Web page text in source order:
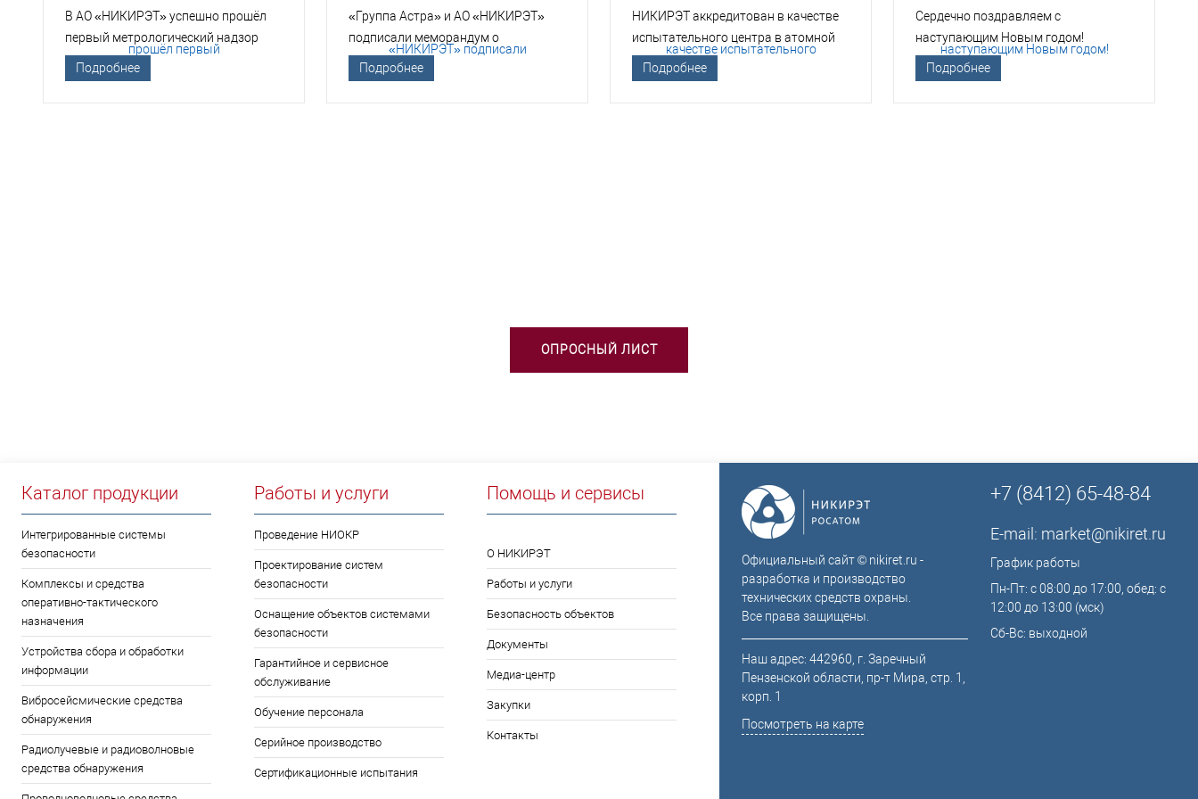
В АО «НИКИРЭТ» успешно прошёл
первый метрологический надзор
Госкорпорации «Росатом»
Подробнее
«Группа Астра» и АО «НИКИРЭТ»
подписали меморандум о
технологическом сотрудничестве
Подробнее
НИКИРЭТ аккредитован в качестве
испытательного центра в атомной
отрасли
Подробнее
Сердечно поздравляем с
наступающим Новым годом!
Подробнее
ОПРОСНЫЙ ЛИСТ
Каталог продукции
Интегрированные системы
безопасности
Комплексы и средства
оперативно-тактического
назначения
Устройства сбора и обработки
информации
Вибросейсмические средства
обнаружения
Радиолучевые и радиоволновые
средства обнаружения
Работы и услуги
Проведение НИОКР
Проектирование систем
безопасности
Оснащение объектов системами
безопасности
Гарантийное и сервисное
обслуживание
Обучение персонала
Серийное производство
Сертификационные испытания
Помощь и сервисы
О НИКИРЭТ
Работы и услуги
Безопасность объектов
Документы
Медиа-центр
Закупки
Контакты
Официальный сайт © nikiret.ru -
разработка и производство
технических средств охраны.
Все права защищены.
Наш адрес: 442960, г. Заречный
Пензенской области, пр-т Мира, стр. 1,
корп. 1
Посмотреть на карте
+7 (8412) 65-48-84
E-mail: market@nikiret.ru
График работы
Пн-Пт: с 08:00 до 17:00, обед: с
12:00 до 13:00 (мск)
Сб-Вс: выходной